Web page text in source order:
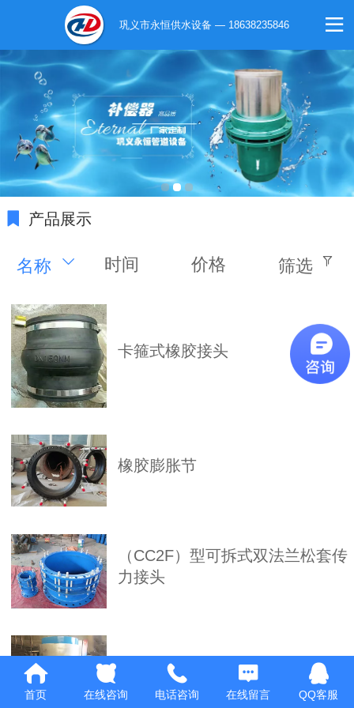
巩义市永恒供水设备 — 18638235846
产品展示
名称 时间 价格 筛选
卡箍式橡胶接头
橡胶膨胀节
（CC2F）型可拆式双法兰松套传
力接头
注油式穿墙止水套管
首页 在线咨询 电话咨询 在线留言 QQ客服